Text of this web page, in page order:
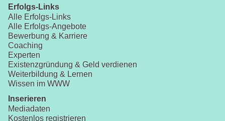
Erfolgs-Links
Alle Erfolgs-Links
Alle Erfolgs-Angebote
Bewerbung & Karriere
Coaching
Experten
Existenzgründung & Geld verdienen
Weiterbildung & Lernen
Wissen im WWW
Inserieren
Mediadaten
Kostenlos registrieren